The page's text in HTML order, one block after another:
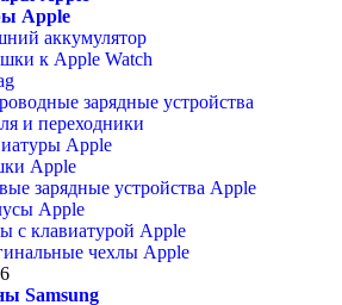
Apple
аккумулятор
к Apple Watch
зарядные устройства
и переходники
Apple
Apple
зарядные устройства Apple
Apple
с клавиатурой Apple
чехлы Apple